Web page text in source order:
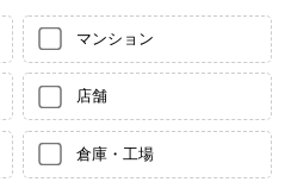
マンション
店舗
倉庫・工場